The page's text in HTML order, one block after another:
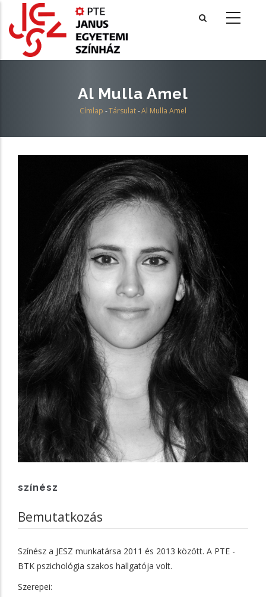
tartalomra
Al Mulla Amel
Címlap -Társulat-Al Mulla Amel
színész
Bemutatkozás
Színész a JESZ munkatársa 2011 és 2013 között. A PTE -
BTK pszichológia szakos hallgatója volt.
Szerepei: